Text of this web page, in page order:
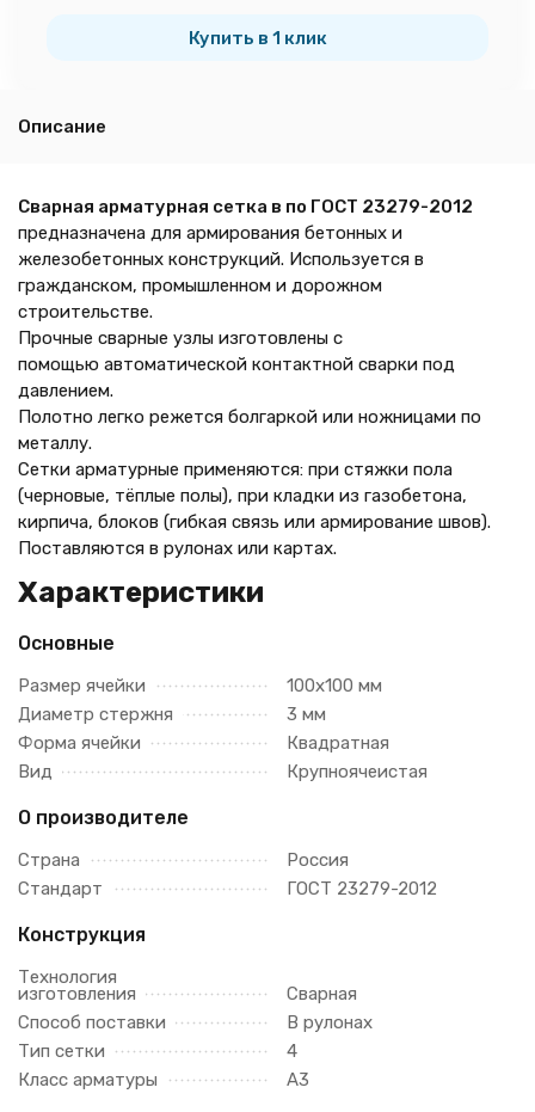
Купить в 1 клик
Описание
Сварная арматурная сетка в по ГОСТ 23279-2012
предназначена для армирования бетонных и
железобетонных конструкций. Используется в
гражданском, промышленном и дорожном
строительстве.
Прочные сварные узлы изготовлены с
помощью автоматической контактной сварки под
давлением.
Полотно легко режется болгаркой или ножницами по
металлу.
Сетки арматурные применяются: при стяжки пола
(черновые, тёплые полы), при кладки из газобетона,
кирпича, блоков (гибкая связь или армирование швов).
Поставляются в рулонах или картах.
Характеристики
Основные
Размер ячейки
100х100 мм
Диаметр стержня
3 мм
Форма ячейки
Квадратная
Вид
Крупноячеистая
О производителе
Страна
Россия
Стандарт
ГОСТ 23279-2012
Конструкция
Технология
изготовления
Сварная
Способ поставки
В рулонах
Тип сетки
4
Класс арматуры
А3